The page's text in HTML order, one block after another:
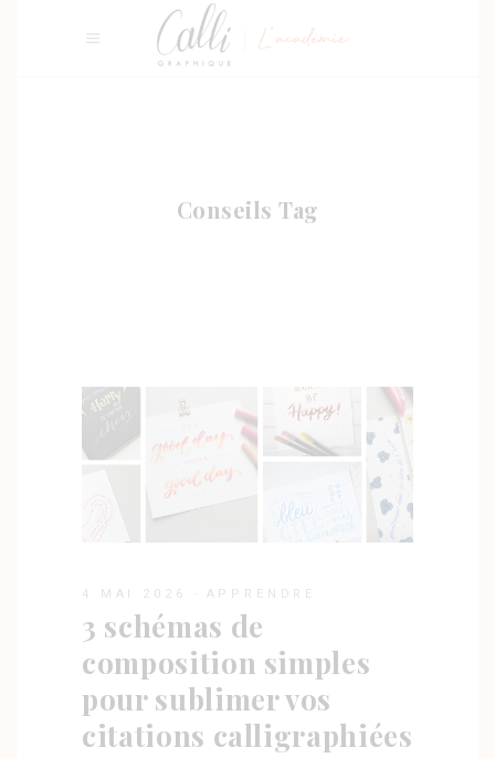
Conseils Tag
4 MAI 2026 APPRENDRE
3 schémas de
composition simples
pour sublimer vos
citations calligraphiées